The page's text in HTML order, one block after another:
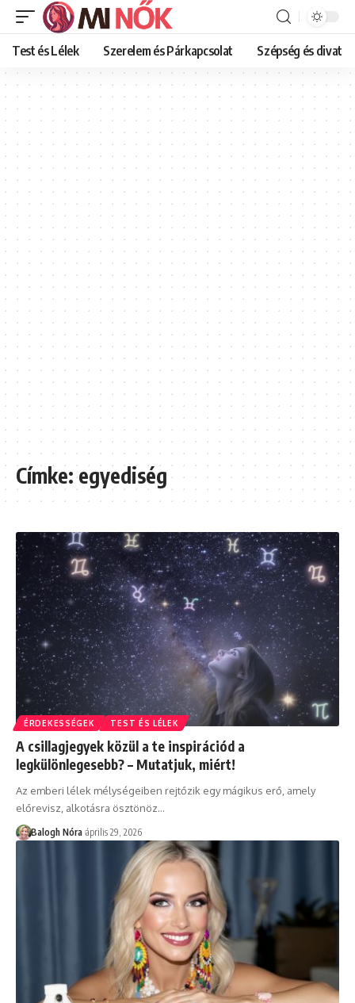
Test és Lélek Szerelem és Párkapcsolat Szépség és divat
Címke:egyediség
ÉRDEKESSÉGEK TEST ÉS LÉLEK
A csillagjegyek közül a te inspirációd a
legkülönlegesebb? – Mutatjuk, miért!
Az emberi lélek mélységeiben rejtőzik egy mágikus erő, amely
előrevisz, alkotásra ösztönöz…
Balogh Nóra április 29, 2026